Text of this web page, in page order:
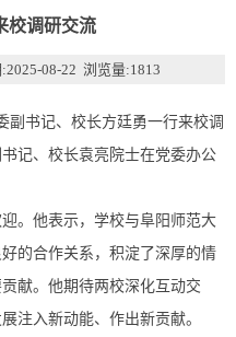
校调研交流
08-22 浏览量:1813
副书记、校长方廷勇一行来校调
记、校长袁亮院士在党委办公
。他表示，学校与阜阳师范大
的合作关系，积淀了深厚的情
献。他期待两校深化互动交
注入新动能、作出新贡献。